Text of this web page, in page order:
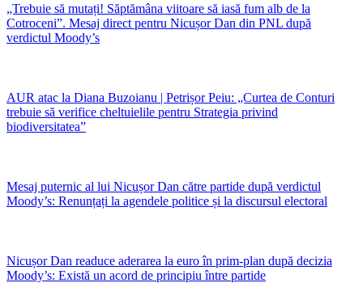
„Trebuie să mutați! Săptămâna viitoare să iasă fum alb de la
Cotroceni”. Mesaj direct pentru Nicușor Dan din PNL după
verdictul Moody’s
AUR atac la Diana Buzoianu | Petrișor Peiu: „Curtea de Conturi
trebuie să verifice cheltuielile pentru Strategia privind
biodiversitatea”
Mesaj puternic al lui Nicușor Dan către partide după verdictul
Moody’s: Renunțați la agendele politice și la discursul electoral
Nicușor Dan readuce aderarea la euro în prim-plan după decizia
Moody’s: Există un acord de principiu între partide